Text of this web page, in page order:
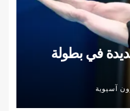
في بطولة
آسيوية